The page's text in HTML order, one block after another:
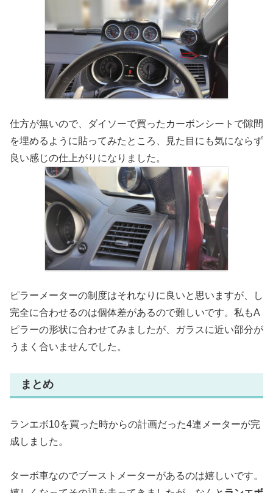
仕方が無いので、ダイソーで買ったカーボンシートで隙間
を埋めるように貼ってみたところ、見た目にも気にならず
良い感じの仕上がりになりました。
ピラーメーターの制度はそれなりに良いと思いますが、し
完全に合わせるのは個体差があるので難しいです。私もA
ピラーの形状に合わせてみましたが、ガラスに近い部分が
うまく合いませんでした。
まとめ
ランエボ10を買った時からの計画だった4連メーターが完
成しました。
ターボ車なのでブーストメーターがあるのは嬉しいです。